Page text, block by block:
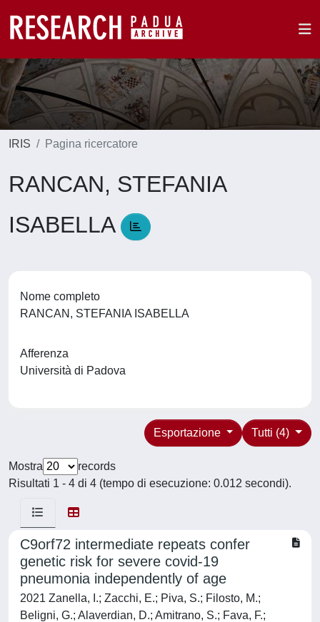
IRIS Pagina ricercatore
RANCAN, STEFANIA
ISABELLA
Nome completo
RANCAN, STEFANIA ISABELLA
Afferenza
Università di Padova
Tutti (4)
Esportazione
Mostra
records
Risultati 1 - 4 di 4 (tempo di esecuzione: 0.012 secondi).
C9orf72 intermediate repeats confer
genetic risk for severe covid-19
pneumonia independently of age
2021 Zanella, I.; Zacchi, E.; Piva, S.; Filosto, M.;
Beligni, G.; Alaverdian, D.; Amitrano, S.; Fava, F.;